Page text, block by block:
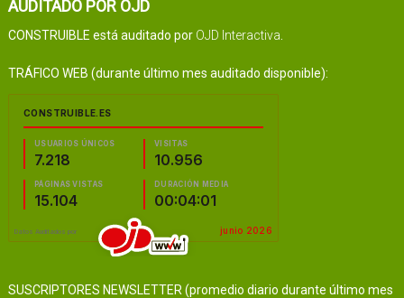
AUDITADO POR OJD
CONSTRUIBLE está auditado por OJD Interactiva
TRÁFICO WEB (durante último mes auditado disponible):
SUSCRIPTORES NEWSLETTER (promedio diario durante último mes